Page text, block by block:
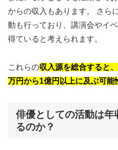
からの収入もあります。 さら
動も行っており、講演会やイ
得ていると考えられます。
これらの収入源を総合すると
万円から1億円以上に及ぶ可能
俳優としての活動は年
るのか？